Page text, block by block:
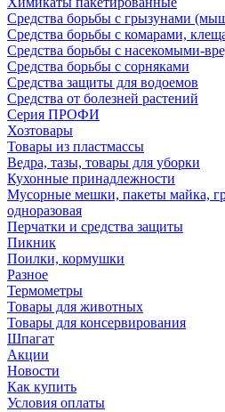
Средства борьбы с грызунами
Средства борьбы с комарами,
Средства борьбы с насекомыми-
Средства борьбы с сорняками
Средства защиты для водоемов
Средства от болезней растений
Серия ПРОФИ
Хозтовары
Товары из пластмассы
Ведра, тазы, товары для уборки
Кухонные принадлежности
Мусорные мешки, пакеты майка,
одноразовая
Перчатки и средства защиты
Пикник
Поилки, кормушки
Разное
Термометры
Товары для животных
Товары для консервирования
Шпагат
Акции
Новости
Как купить
Условия оплаты